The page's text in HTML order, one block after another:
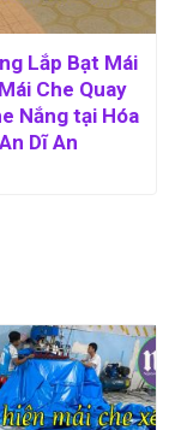
Lắp Bạt Mái
Che Quay
Nắng tại Hóa
An Dĩ An